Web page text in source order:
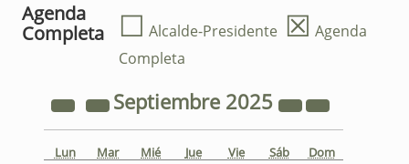
Agenda
Completa
☐ Alcalde-Presidente ☒ Agenda
Completa
Septiembre 2025
Lun Mar Mié Jue Vie Sáb Dom